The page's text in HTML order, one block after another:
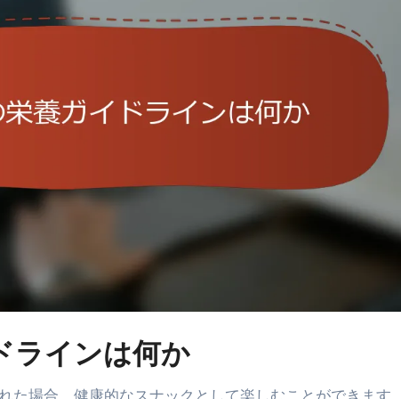
ラインは何か